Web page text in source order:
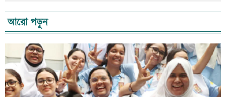
আরো পড়ুন